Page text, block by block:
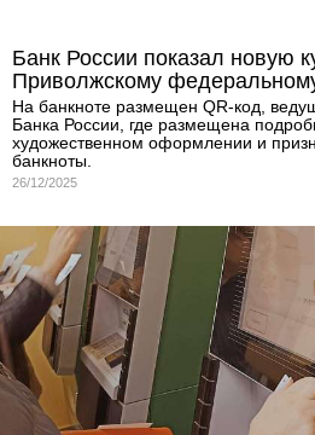
Банк России показал новую
Приволжскому
На банкноте размещен QR-код,
Банка России, где размещена
художественном оформлении и
банкноты.
26/12/2025